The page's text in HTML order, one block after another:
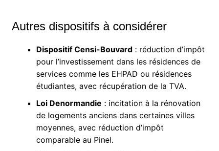
Autres dispositifs à considérer
Dispositif Censi-Bouvard: réduction d’impôt
pour l’investissement dans les résidences de
services comme les EHPAD ou résidences
étudiantes, avec récupération de la TVA.
Loi Denormandie : incitation à la rénovation
de logements anciens dans certaines villes
moyennes, avec réduction d’impôt
comparable au Pinel.